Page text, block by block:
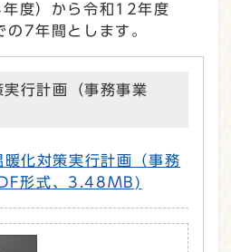
度）から令和12年度
7年間とします。
行計画（事務事業
暖化対策実行計画（事務
形式、3.48MB)